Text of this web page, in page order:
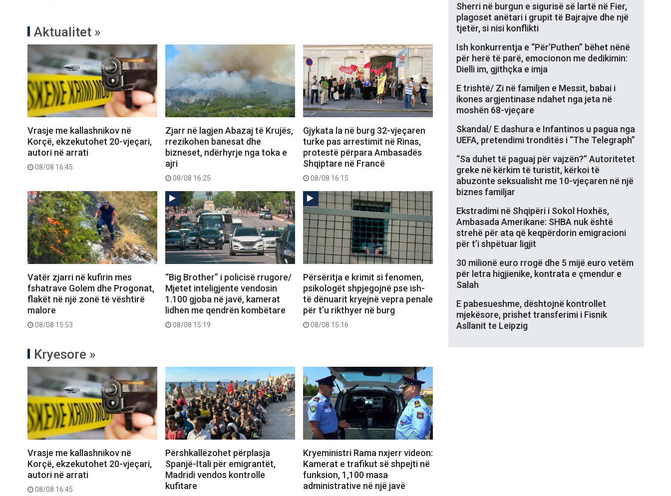
Aktualitet »
Vrasje me kallashnikov në
Korçë, ekzekutohet 20-vjeçari,
autori në arrati
08/08 16:45
Zjarr në lagjen Abazaj të Krujës,
rrezikohen banesat dhe
bizneset, ndërhyrje nga toka e
ajri
08/08 16:25
Gjykata la në burg 32-vjeçaren
turke pas arrestimit në Rinas,
protestë përpara Ambasadës
Shqiptare në Francë
08/08 16:15
Vatër zjarri në kufirin mes
fshatrave Golem dhe Progonat,
flakët në një zonë të vështirë
malore
08/08 15:53
“Big Brother” i policisë rrugore/
Mjetet inteligjente vendosin
1.100 gjoba në javë, kamerat
lidhen me qendrën kombëtare
08/08 15:19
Përsëritja e krimit si fenomen,
psikologët shpjegojnë pse ish-
të dënuarit kryejnë vepra penale
për t’u rikthyer në burg
08/08 15:16
Kryesore »
Vrasje me kallashnikov në
Korçë, ekzekutohet 20-vjeçari,
autori në arrati
08/08 16:45
Përshkallëzohet përplasja
Spanjë-Itali për emigrantët,
Madridi vendos kontrolle
kufitare
Kryeministri Rama nxjerr videon:
Kamerat e trafikut së shpejti në
funksion, 1,100 masa
administrative në një javë
Sherri në burgun e sigurisë së lartë në Fier,
plagoset anëtari i grupit të Bajrajve dhe një
tjetër, si nisi konflikti
Ish konkurrentja e “Për’Puthen” bëhet nënë
për herë të parë, emocionon me dedikimin:
Dielli im, gjithçka e imja
E trishtë/ Zi në familjen e Messit, babai i
ikones argjentinase ndahet nga jeta në
moshën 68-vjeçare
Skandal/ E dashura e Infantinos u pagua nga
UEFA, pretendimi tronditës i “The Telegraph”
“Sa duhet të paguaj për vajzën?” Autoritetet
greke në kërkim të turistit, kërkoi të
abuzonte seksualisht me 10-vjeçaren në një
biznes familjar
Ekstradimi në Shqipëri i Sokol Hoxhës,
Ambasada Amerikane: SHBA nuk është
strehë për ata që keqpërdorin emigracioni
për t’i shpëtuar ligjit
30 milionë euro rrogë dhe 5 mijë euro vetëm
për letra higjienike, kontrata e çmendur e
Salah
E pabesueshme, dështojnë kontrollet
mjekësore, prishet transferimi i Fisnik
Asllanit te Leipzig